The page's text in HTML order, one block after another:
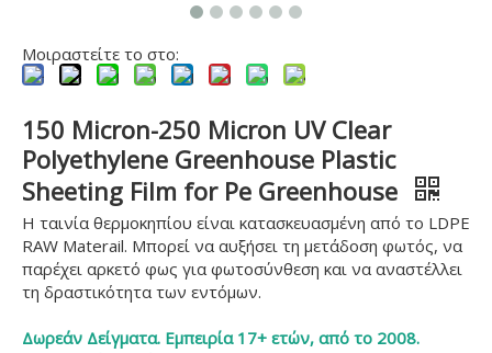
Μοιραστείτε το στο:
150 Micron-250 Micron UV Clear
Polyethylene Greenhouse Plastic
Sheeting Film for Pe Greenhouse
Η ταινία θερμοκηπίου είναι κατασκευασμένη από το LDPE
RAW Materail. Μπορεί να αυξήσει τη μετάδοση φωτός, να
παρέχει αρκετό φως για φωτοσύνθεση και να αναστέλλει
τη δραστικότητα των εντόμων.
Δωρεάν Δείγματα. Εμπειρία 17+ ετών, από το 2008.